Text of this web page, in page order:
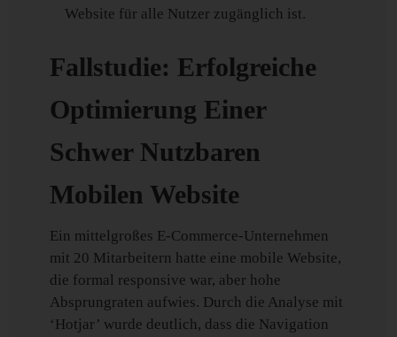
Website für alle Nutzer zugänglich ist.
Fallstudie: Erfolgreiche
Optimierung Einer
Schwer Nutzbaren
Mobilen Website
Ein mittelgroßes E-Commerce-Unternehmen
mit 20 Mitarbeitern hatte eine mobile Website,
die formal responsive war, aber hohe
Absprungraten aufwies. Durch die Analyse mit
‘Hotjar’ wurde deutlich, dass die Navigation